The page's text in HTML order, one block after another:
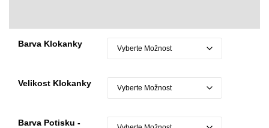
Barva Klokanky
Velikost Klokanky
Barva Potisku -